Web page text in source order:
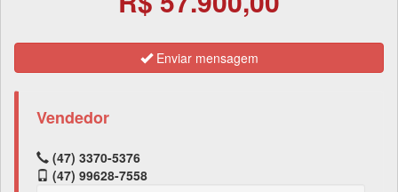
Enviar mensagem
Vendedor
(47) 3370-5376
(47) 99628-7558